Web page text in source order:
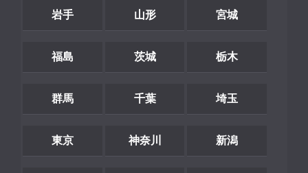
岩手 山形 宮城
福島 茨城 栃木
群馬 千葉 埼玉
東京 神奈川 新潟